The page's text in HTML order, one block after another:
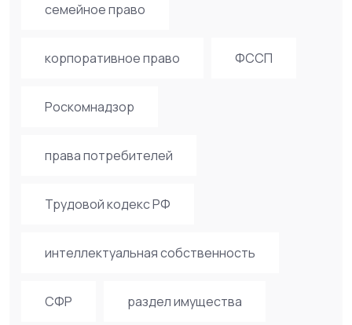
семейное право
корпоративное право ФССП
Роскомнадзор
права потребителей
Трудовой кодекс РФ
интеллектуальная собственность
СФР раздел имущества